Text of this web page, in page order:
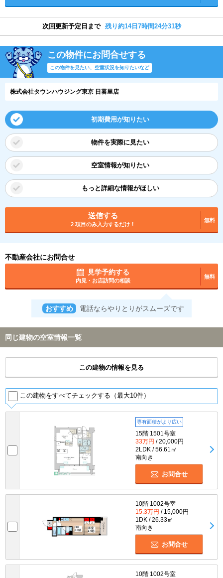
次回更新予定日まで 残り約14日7時間24分30秒
この物件にお問合せする
この物件を見たい、空室状況を知りたいなど
株式会社タウンハウジング東京 日暮里店
初期費用が知りたい
物件を実際に見たい
空室情報が知りたい
もっと詳細な情報がほしい
送信する
2 項目のみ入力するだけ！
無料
不動産会社にお問合せ
見学予約する
内見・お店訪問の相談
無料
おすすめ 電話ならやりとりがスムーズです
同じ建物の空室情報一覧
この建物の情報を見る
この建物をすべてチェックする（最大10件）
専有面積がより広い
15階 1501号室
33万円 / 20,000円
2LDK / 56.61㎡
南向き
お問合せ
10階 1002号室
15.3万円 / 15,000円
1DK / 26.33㎡
南向き
お問合せ
10階 1002号室